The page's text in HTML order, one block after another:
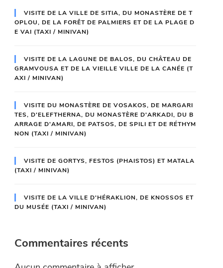
VISITE DE LA VILLE DE SITIA, DU MONASTÈRE DE T
OPLOU, DE LA FORÊT DE PALMIERS ET DE LA PLAGE D
E VAI (TAXI / MINIVAN)
VISITE DE LA LAGUNE DE BALOS, DU CHÂTEAU DE
GRAMVOUSA ET DE LA VIEILLE VILLE DE LA CANÉE (T
AXI / MINIVAN)
VISITE DU MONASTÈRE DE VOSAKOS, DE MARGARI
TES, D'ELEFTHERNA, DU MONASTÈRE D'ARKADI, DU B
ARRAGE D'AMARI, DE PATSOS, DE SPILI ET DE RÉTHYM
NON (TAXI / MINIVAN)
VISITE DE GORTYS, FESTOS (PHAISTOS) ET MATALA
(TAXI / MINIVAN)
VISITE DE LA VILLE D'HÉRAKLION, DE KNOSSOS ET
DU MUSÉE (TAXI / MINIVAN)
Commentaires récents